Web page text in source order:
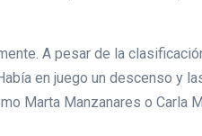
A pesar de la
en juego un descenso y
Marta Manzanares o Carla